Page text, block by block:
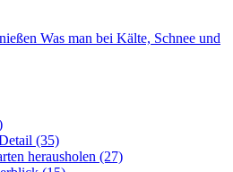
Was man bei Kälte, Schnee und
(35)
herausholen (27)